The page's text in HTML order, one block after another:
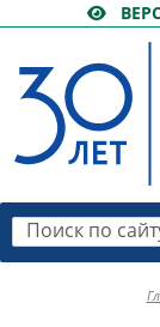
Поиск по сайту